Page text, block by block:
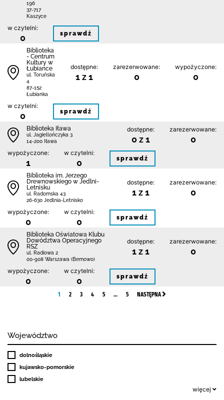
196
37-717
Kaszyce
w czytelni:
0 sprawdź
Biblioteka
- Centrum
Kultury w
Łubiance
ul. Toruńska
4
87-152
Łubianka
dostępne:
1 z 1
zarezerwowane:
0
wypożyczone:
0
w czytelni:
0 sprawdź
Biblioteka Iława
ul. Jagiellończyka 3
14-200 Iława
dostępne:
0 z 1
zarezerwowane:
0
wypożyczone:
1
w czytelni:
0 sprawdź
Biblioteka im. Jerzego
Drewnowskiego w Jedlni-
Letnisku
ul. Radomska 43
26-630 Jedlnia-Letnisko
dostępne:
1 z 1
zarezerwowane:
0
wypożyczone:
0
w czytelni:
0 sprawdź
Biblioteka Oświatowa Klubu
Dowództwa Operacyjnego
RSZ
ul. Radiowa 2
00-908 Warszawa (Bemowo)
dostępne:
1 z 1
zarezerwowane:
0
wypożyczone:
0
w czytelni:
0 sprawdź
1 2 3 4 5 … 5 NASTĘPNA
Województwo
dolnośląskie
kujawsko-pomorskie
lubelskie
więcej